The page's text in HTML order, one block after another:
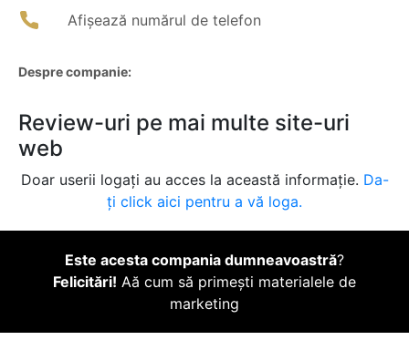
Afișează numărul de telefon
Despre companie:
Review-uri pe mai multe site-uri
web
Doar userii logați au acces la această informație. Da-
ți click aici pentru a vă loga.
Este acesta compania dumneavoastră?
Felicitări! Aă cum să primești materialele de
marketing